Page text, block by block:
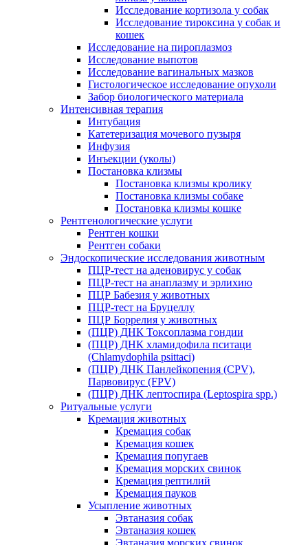
Исследование кортизола у собак
Исследование тироксина у собак и
кошек
Исследование на пироплазмоз
Исследование выпотов
Исследование вагинальных мазков
Гистологическое исследование опухоли
Забор биологического материала
Интенсивная терапия
Интубация
Катетеризация мочевого пузыря
Инфузия
Инъекции (уколы)
Постановка клизмы
Постановка клизмы кролику
Постановка клизмы собаке
Постановка клизмы кошке
Рентгенологические услуги
Рентген кошки
Рентген собаки
Эндоскопические исследования животным
ПЦР-тест на аденовирус у собак
ПЦР-тест на анаплазму и эрлихию
ПЦР Бабезия у животных
ПЦР-тест на Бруцеллу
ПЦР Боррелия у животных
(ПЦР) ДНК Токсоплазма гондии
(ПЦР) ДНК хламидофила пситаци
(Chlamydophila psittaci)
(ПЦР) ДНК Панлейкопения (CPV),
Парвовирус (FPV)
(ПЦР) ДНК лептоспира (Leptospira spp.)
Ритуальные услуги
Кремация животных
Кремация собак
Кремация кошек
Кремация попугаев
Кремация морских свинок
Кремация рептилий
Кремация пауков
Усыпление животных
Эвтаназия собак
Эвтаназия кошек